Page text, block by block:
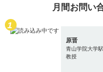
月間お問い
原晋
青山学院大学
教授